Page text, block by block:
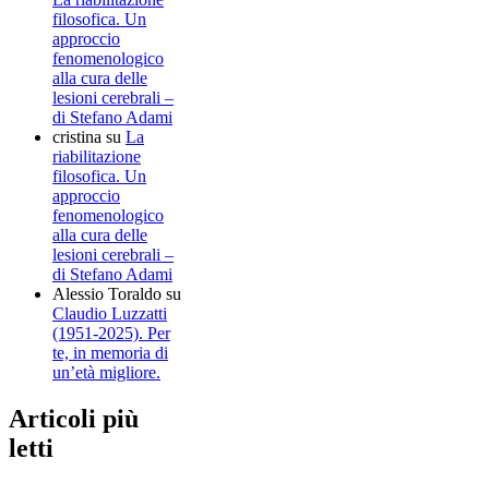
filosofica. Un
approccio
fenomenologico
alla cura delle
lesioni cerebrali –
di Stefano Adami
cristina su La
riabilitazione
filosofica. Un
approccio
fenomenologico
alla cura delle
lesioni cerebrali –
di Stefano Adami
Alessio Toraldo su
Claudio Luzzatti
(1951-2025). Per
te, in memoria di
un’età migliore.
Articoli più
letti